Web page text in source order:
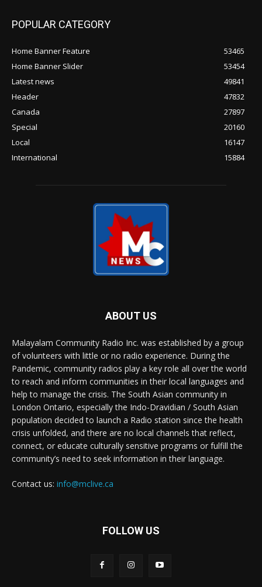
POPULAR CATEGORY
Home Banner Feature
53465
Home Banner Slider
53454
Latest news
49841
Header
47832
Canada
27897
Special
20160
Local
16147
International
15884
ABOUT US
Malayalam Community Radio Inc. was established by a group
of volunteers with little or no radio experience. During the
Pandemic, community radios play a key role all over the world
to reach and inform communities in their local languages and
help to manage the crisis. The South Asian community in
London Ontario, especially the Indo-Dravidian / South Asian
population decided to launch a Radio station since the health
crisis unfolded, and there are no local channels that reflect,
connect, or educate culturally sensitive programs or fulfill the
community’s need to seek information in their language.
Contact us: info@mclive.ca
FOLLOW US